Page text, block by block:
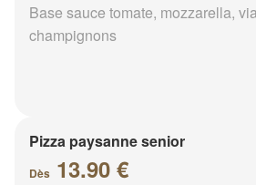
Base sauce tomate, mozzarella,
champignons
Pizza paysanne senior
Dès 13.90 €